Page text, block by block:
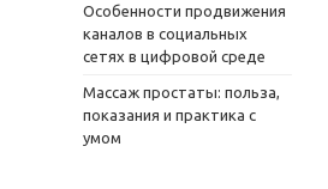
Особенности продвижения
каналов в социальных
сетях в цифровой среде
Массаж простаты: польза,
показания и практика с
умом